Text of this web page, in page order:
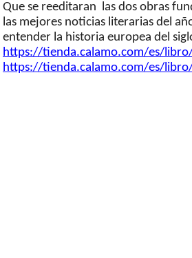
Que se reeditaran las dos obras
las mejores noticias literarias del
entender la historia europea del
https://tienda.calamo.com/es/
https://tienda.calamo.com/es/